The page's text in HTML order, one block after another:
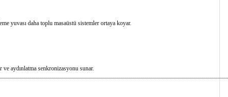
yuvası daha toplu masaüstü sistemler ortaya koyar.
aydınlatma senkronizasyonu sunar.